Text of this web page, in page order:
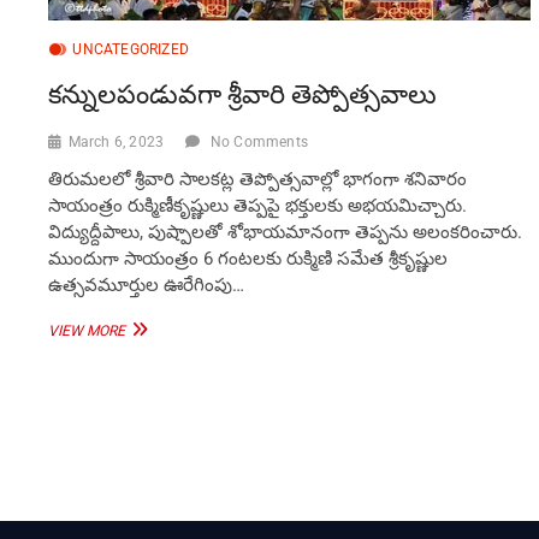
UNCATEGORIZED
కన్నులపండువగా శ్రీవారి తెప్పోత్సవాలు
March 6, 2023 No Comments
తిరుమలలో శ్రీవారి సాలకట్ల తెప్పోత్సవాల్లో భాగంగా శనివారం
సాయంత్రం రుక్మిణీకృష్ణులు తెప్పపై భక్తులకు అభయమిచ్చారు.
విద్యుద్దీపాలు, పుష్పాలతో శోభాయమానంగా తెప్పను అలంకరించారు.
ముందుగా సాయంత్రం 6 గంటలకు రుక్మిణి సమేత శ్రీకృష్ణుల
ఉత్సవమూర్తుల ఊరేగింపు…
VIEW MOREకన్నులపండువగా